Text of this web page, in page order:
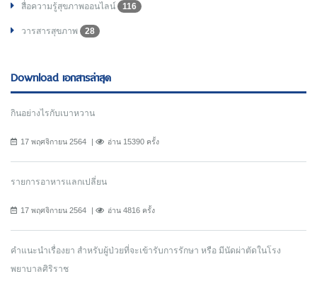
สื่อความรู้สุขภาพออนไลน์ 116
วารสารสุขภาพ 28
Download เอกสารล่าสุด
กินอย่างไรกับเบาหวาน
17 พฤศจิกายน 2564 อ่าน 15390 ครั้ง
รายการอาหารแลกเปลี่ยน
17 พฤศจิกายน 2564 อ่าน 4816 ครั้ง
คำแนะนำเรื่องยา สำหรับผู้ป่วยที่จะเข้ารับการรักษา หรือ มีนัดผ่าตัดในโรง
พยาบาลศิริราช